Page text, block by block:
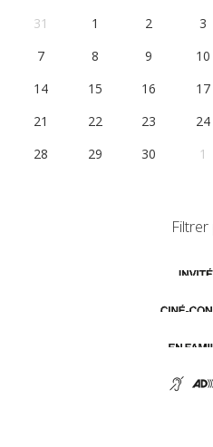
31
1 2 3
7
8 9 10
14
15 16 17
21
22 23 24
28
29 30 1